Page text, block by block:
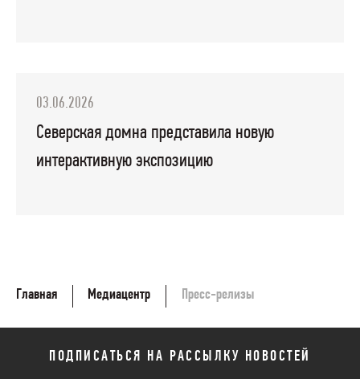
03.06.2026
Северская домна представила новую
интерактивную экспозицию
Главная Медиацентр Пресс-релизы
ПОДПИСАТЬСЯ НА РАССЫЛКУ НОВОСТЕЙ